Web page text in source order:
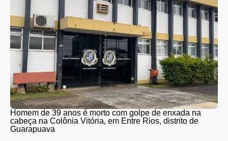
Homem de 39 anos é morto com golpe de enxada na
cabeça na Colônia Vitória, em Entre Rios, distrito de
Guarapuava